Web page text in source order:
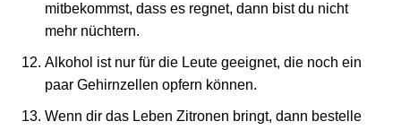
mitbekommst, dass es regnet, dann bist du nicht
mehr nüchtern.
Alkohol ist nur für die Leute geeignet, die noch ein
paar Gehirnzellen opfern können.
Wenn dir das Leben Zitronen bringt, dann bestelle